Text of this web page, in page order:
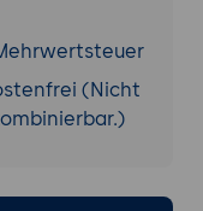
GPG für
von
(Nicht